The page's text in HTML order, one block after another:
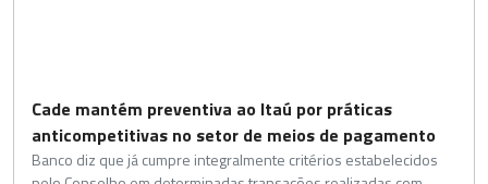
Cade mantém preventiva ao Itaú por práticas
anticompetitivas no setor de meios de pagamento
Banco diz que já cumpre integralmente critérios estabelecidos